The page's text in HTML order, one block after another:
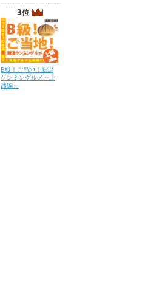
B級！ご当地！新潟
ケンミングルメ～上
越編～